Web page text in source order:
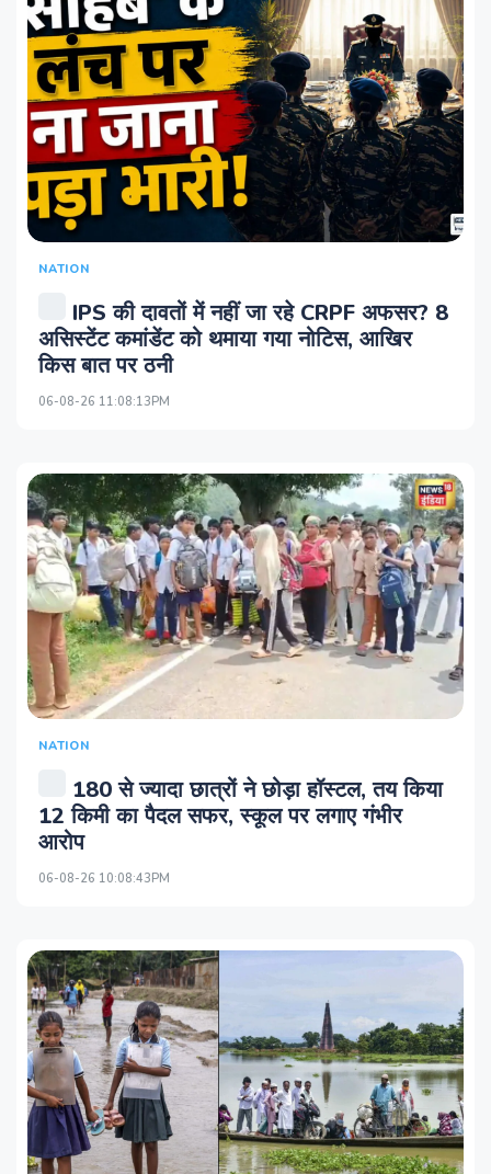
NATION
IPS की दावतों में नहीं जा रहे CRPF अफसर? 8
असिस्‍टेंट कमांडेंट को थमाया गया नोटिस, आखिर
किस बात पर ठनी
06-08-26 11:08:13PM
NATION
180 से ज्यादा छात्रों ने छोड़ा हॉस्टल, तय किया
12 किमी का पैदल सफर, स्कूल पर लगाए गंभीर
आरोप
06-08-26 10:08:43PM